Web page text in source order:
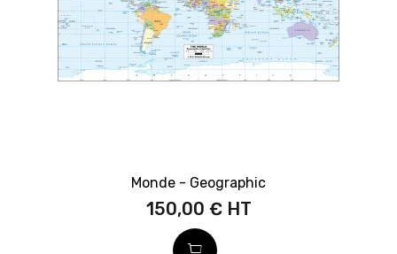
Monde - Geographic
150,00 €